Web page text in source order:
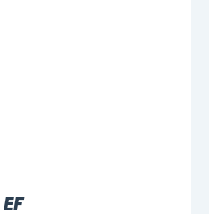
EF